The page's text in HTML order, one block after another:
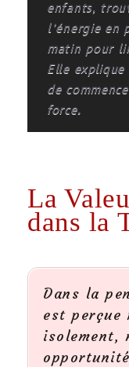
enfants,
l’énergie en
matin pour
Elle
de
force.
La
dans la
Dans la
est perçue
isolement,